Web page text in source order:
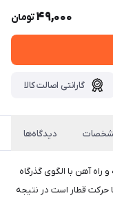
49,000تومان
گارانتی اصالت کالا
دیدگاه‌ها
راه آهن با الگوی گذرگاه
حرکت قطار است در نتیجه